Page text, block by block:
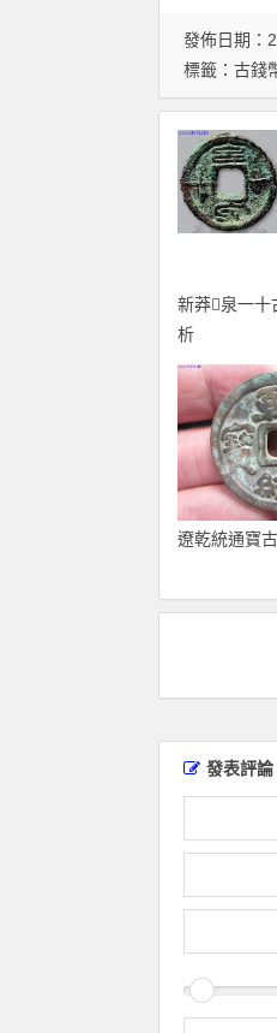
發佈日期：
標籤： 古錢
新莽泉一十
析
遼乾統通寶
發表評論